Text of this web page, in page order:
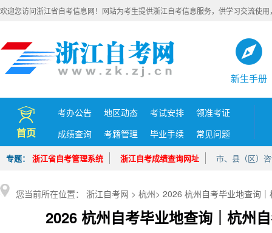
欢迎您访问浙江省自考信息网！网站为考生提供浙江自考信息服务，供学习交流使
新生手册
首页
考办公告 地区动态 考试安排
领准考证
成绩查询
考籍管理 毕业手续 常见问题
专题： 浙江省自考管理系统 浙江自考成绩查询网址 市、县（区）
您当前所在位置： 浙江自考网 > 杭州> 2026 杭州自考毕业地查询
2026 杭州自考毕业地查询｜杭州